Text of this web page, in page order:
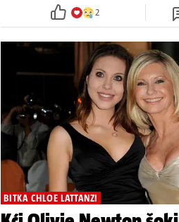
2
BITKA CHLOE LATTANZI